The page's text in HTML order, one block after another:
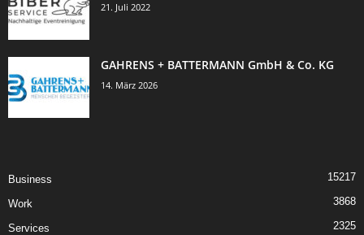
21. Juli 2022
GAHRENS + BATTERMANN GmbH & Co. KG
14. März 2026
Business 15217
Work 3868
Services 2325